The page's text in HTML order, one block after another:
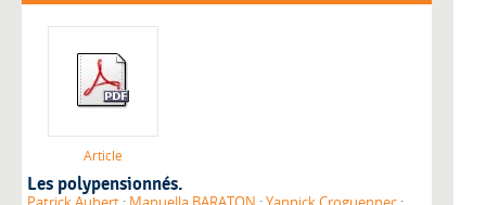
Article
Les polypensionnés.